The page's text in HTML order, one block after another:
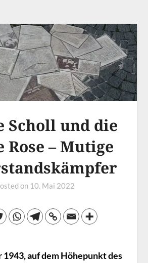
Scholl und die
Rose – Mutige
on 10. Mai 2022
1943, auf dem Höhepunkt des